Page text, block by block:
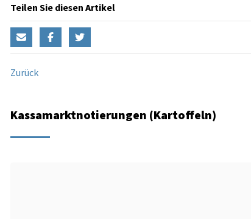
Teilen Sie diesen Artikel
Zurück
Kassamarktnotierungen (Kartoffeln)